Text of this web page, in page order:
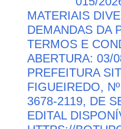
MATERIAIS
DEMANDAS DA
TERMOS E
ABERTURA: 03/
PREFEITURA
FIGUEIREDO,
3678-2119, DE
EDITAL